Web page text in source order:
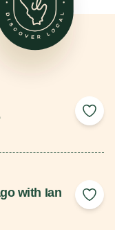
Add
with Ian
Add